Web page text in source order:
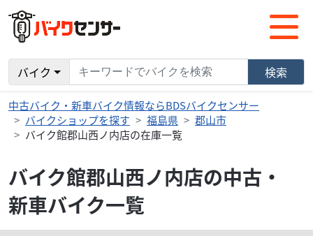
バイク 検索
中古バイク・新車バイク情報ならBDSバイクセンサー
バイクショップを探す
福島県
郡山市
バイク館郡山西ノ内店の在庫一覧
バイク館郡山西ノ内店の中古・
新車バイク一覧